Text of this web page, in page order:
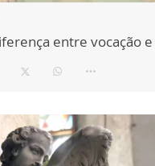
entre vocação